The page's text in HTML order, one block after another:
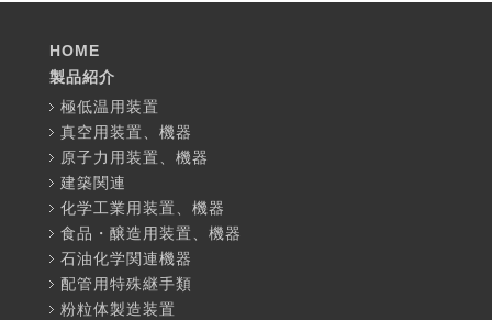
HOME
製品紹介
極低温用装置
真空用装置、機器
原子力用装置、機器
建築関連
化学工業用装置、機器
食品・醸造用装置、機器
石油化学関連機器
配管用特殊継手類
粉粒体製造装置